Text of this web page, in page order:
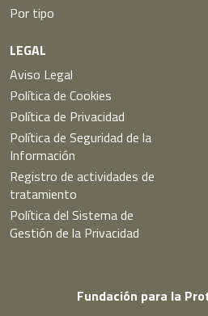
Por tipo
LEGAL
Aviso Legal
Política de Cookies
Política de Privacidad
Política de Seguridad de la
Información
Registro de actividades de
tratamiento
Política del Sistema de
Gestión de la Privacidad
Fundación para la